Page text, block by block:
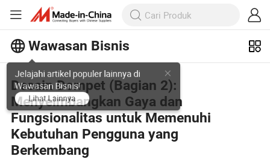
Wawasan Bisnis
Jelajahi artikel populer lainnya di
Wawasan Bisnis!
Lihat Lainnya
Desain Dompet (Bagian 2):
Menyeimbangkan Gaya dan
Fungsionalitas untuk Memenuhi
Kebutuhan Pengguna yang
Berkembang